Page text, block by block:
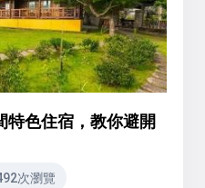
特色住宿，教你避開
次瀏覽